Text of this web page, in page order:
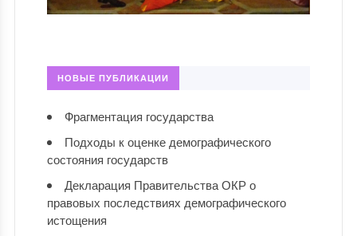
НОВЫЕ ПУБЛИКАЦИИ
Фрагментация государства
Подходы к оценке демографического
состояния государств
Декларация Правительства ОКР о
правовых последствиях демографического
истощения